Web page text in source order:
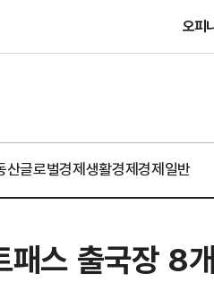
오피
산글로벌경제생활경제경제일반
패스 출국장 8